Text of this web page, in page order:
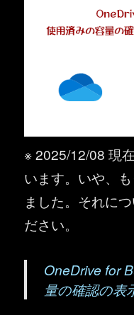
※ 2025/12/08 現
います。いや、
ました。それに
ださい。
OneDrive for
量の確認の表